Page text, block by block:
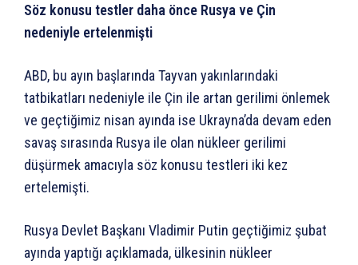
Söz konusu testler daha önce Rusya ve Çin
nedeniyle ertelenmişti
ABD, bu ayın başlarında Tayvan yakınlarındaki
tatbikatları nedeniyle ile Çin ile artan gerilimi önlemek
ve geçtiğimiz nisan ayında ise Ukrayna’da devam eden
savaş sırasında Rusya ile olan nükleer gerilimi
düşürmek amacıyla söz konusu testleri iki kez
ertelemişti.
Rusya Devlet Başkanı Vladimir Putin geçtiğimiz şubat
ayında yaptığı açıklamada, ülkesinin nükleer